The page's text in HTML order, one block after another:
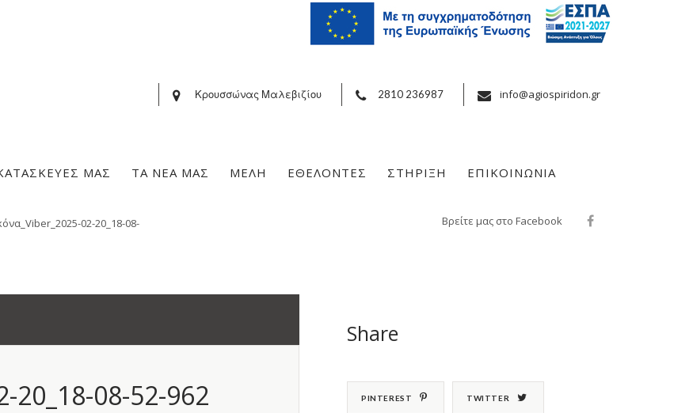
Κρουσσώνας Μαλεβιζίου 2810 236987 info@agiospiridon.gr
ΜΑΣ ΤΑ ΝΕΑ ΜΑΣ ΜΕΛΗ ΕΘΕΛΟΝΤΕΣ ΣΤΗΡΙΞΗ ΕΠΙΚΟΙΝΩΝΙΑ
02-20_18-08-
Βρείτε μας στο Facebook
20_18-08-52-962
Share
PINTEREST TWITTER